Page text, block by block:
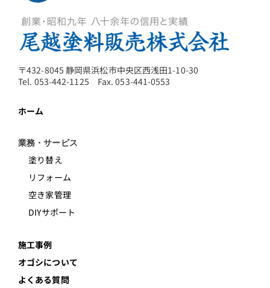
〒432-8045 静岡県浜松市中央区西浅田1-10-30
Tel. 053-442-1125 Fax. 053-441-0553
ホーム
業務・サービス
塗り替え
リフォーム
空き家管理
DIYサポート
施工事例
オゴシについて
よくある質問